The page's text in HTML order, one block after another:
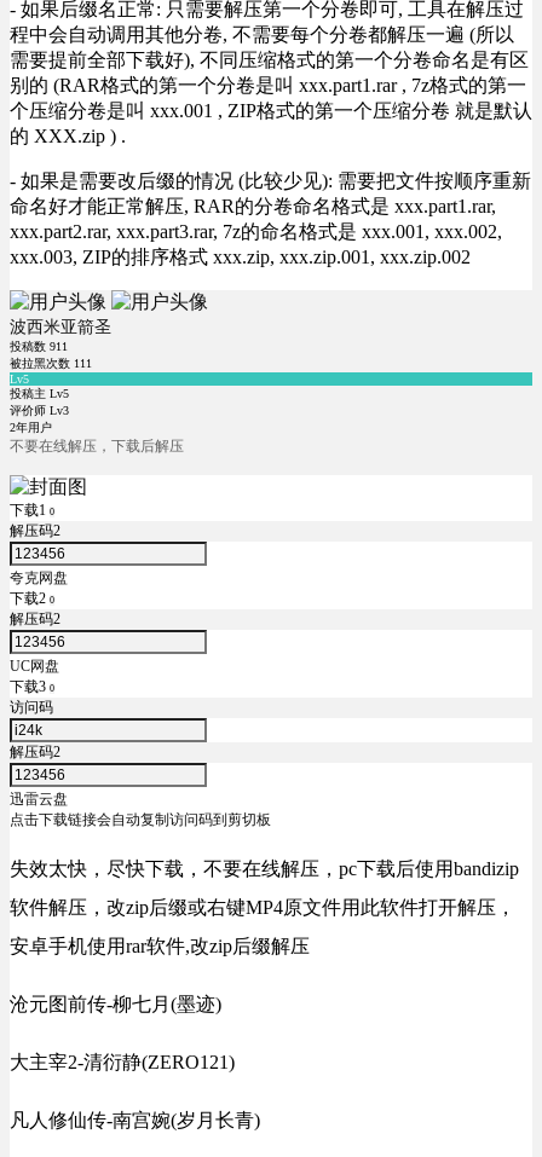
- 如果后缀名正常: 只需要解压第一个分卷即可, 工具在解压过
程中会自动调用其他分卷, 不需要每个分卷都解压一遍 (所以
需要提前全部下载好), 不同压缩格式的第一个分卷命名是有区
别的 (RAR格式的第一个分卷是叫 xxx.part1.rar , 7z格式的第一
个压缩分卷是叫 xxx.001 , ZIP格式的第一个压缩分卷 就是默认
的 XXX.zip ) .
- 如果是需要改后缀的情况 (比较少见): 需要把文件按顺序重新
命名好才能正常解压, RAR的分卷命名格式是 xxx.part1.rar,
xxx.part2.rar, xxx.part3.rar, 7z的命名格式是 xxx.001, xxx.002,
xxx.003, ZIP的排序格式 xxx.zip, xxx.zip.001, xxx.zip.002
波西米亚箭圣
投稿数 911
被拉黑次数 111
Lv5
投稿主 Lv5
评价师 Lv3
2年用户
不要在线解压，下载后解压
下载1 0
解压码2
夸克网盘
下载2 0
解压码2
UC网盘
下载3 0
访问码
解压码2
迅雷云盘
点击下载链接会自动复制访问码到剪切板
失效太快，尽快下载，不要在线解压，pc下载后使用bandizip
软件解压，改zip后缀或右键MP4原文件用此软件打开解压，
安卓手机使用rar软件,改zip后缀解压
沧元图前传-柳七月(墨迹)
大主宰2-清衍静(ZERO121)
凡人修仙传-南宫婉(岁月长青)